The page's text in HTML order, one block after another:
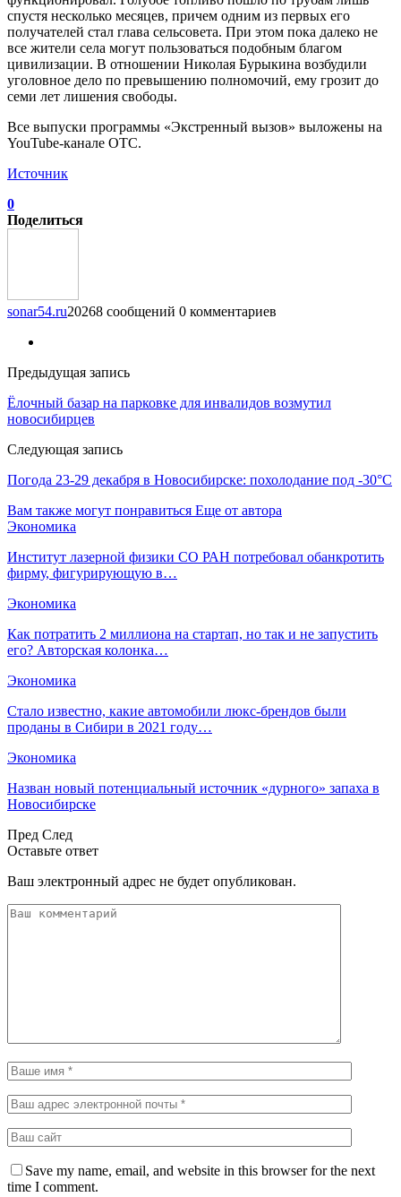
спустя несколько месяцев, причем одним из первых его
получателей стал глава сельсовета. При этом пока далеко не
все жители села могут пользоваться подобным благом
цивилизации. В отношении Николая Бурыкина возбудили
уголовное дело по превышению полномочий, ему грозит до
семи лет лишения свободы.
Все выпуски программы «Экстренный вызов» выложены на
YouTube-канале ОТС.
Источник
0
Поделиться
sonar54.ru20268 сообщений 0 комментариев
Предыдущая запись
Ёлочный базар на парковке для инвалидов возмутил
новосибирцев
Следующая запись
Погода 23-29 декабря в Новосибирске: похолодание под -30°С
Вам также могут понравиться Еще от автора
Экономика
Институт лазерной физики СО РАН потребовал обанкротить
фирму, фигурирующую в…
Экономика
Как потратить 2 миллиона на стартап, но так и не запустить
его? Авторская колонка…
Экономика
Стало известно, какие автомобили люкс-брендов были
проданы в Сибири в 2021 году…
Экономика
Назван новый потенциальный источник «дурного» запаха в
Новосибирске
Пред След
Оставьте ответ
Ваш электронный адрес не будет опубликован.
Save my name, email, and website in this browser for the next
time I comment.